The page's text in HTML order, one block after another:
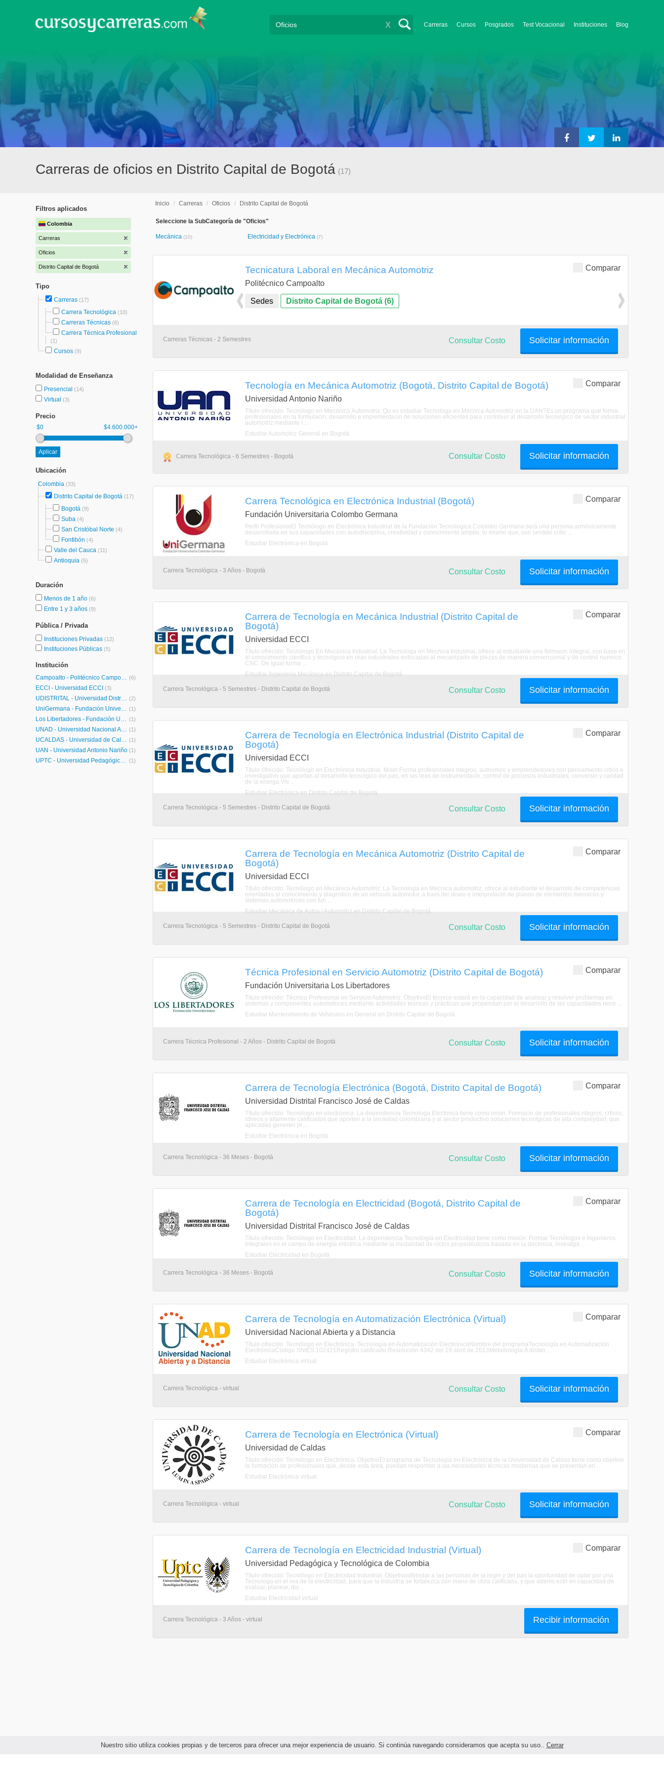
Nuestro sitio utiliza cookies propias y de terceros para ofrecer una mejor experiencia de usuario. Si continúa navegando consideramos que acepta su uso.. Cerrar
Carreras Cursos Posgrados Test Vocacional Instituciones Blog
X
Carreras de oficios en Distrito Capital de Bogotá (17)
Filtros aplicados
Colombia
Carreras
Oficios
Distrito Capital de Bogotá
Tipo
Carreras (17)
Carrera Tecnológica (10)
Carreras Técnicas (6)
Carrera Técnica Profesional
(1)
Cursos (9)
Modalidad de Enseñanza
Presencial (14)
Virtual (3)
Precio
$0 $4.600.000+
Ubicación
Colombia (33)
Distrito Capital de Bogotá (17)
Bogotá (9)
Suba (4)
San Cristóbal Norte (4)
Fontibón (4)
Valle del Cauca (11)
Antioquia (5)
Duración
Menos de 1 año (6)
Entre 1 y 3 años (9)
Pública / Privada
Instituciones Privadas (12)
Instituciones Públicas (5)
Institución
Campoalto - Politécnico Campoalto (6)
ECCI - Universidad ECCI (3)
UDISTRITAL - Universidad Distrital Francisco José de Caldas (2)
UniGermana - Fundación Universitaria Colombo Germana (1)
Los Libertadores - Fundación Universitaria Los Libertadores (1)
UNAD - Universidad Nacional Abierta y a Distancia (1)
UCALDAS - Universidad de Caldas (1)
UAN - Universidad Antonio Nariño (1)
UPTC - Universidad Pedagógica y Tecnológica de Colombia (1)
Inicio / Carreras / Oficios / Distrito Capital de Bogotá
Seleccione la SubCategoría de "Oficios"
Mecánica (10) Electricidad y Electrónica (7)
Comparar
Tecnicatura Laboral en Mecánica Automotriz
Politécnico Campoalto
Sedes Distrito Capital de Bogotá (6)
Carreras Técnicas - 2 Semestres Solicitar información
Consultar Costo
Comparar
Tecnología en Mecánica Automotriz (Bogotá, Distrito Capital de Bogotá)
Universidad Antonio Nariño
Título ofrecido: Tecnólogo en Mecánica Automotriz. Qu es estudiar Tecnologa en Mecnica Automotriz en la UAN?Es un programa que forma
profesionales en la formulacin, desarrollo e implementacin de soluciones eficientes para contribuir al desarrollo tecnolgico de sector industrial
automotriz mediante l ...
Estudiar Automotriz General en Bogotá
Carrera Tecnológica - 6 Semestres - Bogotá Solicitar información
Consultar Costo
Comparar
Carrera Tecnológica en Electrónica Industrial (Bogotá)
Fundación Universitaria Colombo Germana
Perfil ProfesionalEl Tecnólogo en Electrónica Industrial de la Fundación Tecnológica Colombo Germana será una persona armónicamente
desarrollada en sus capacidades con autodisciplina, creatividad y conocimiento amplio, lo mismo que, con sentido crític ...
Estudiar Electrónica en Bogotá
Carrera Tecnológica - 3 Años - Bogotá Solicitar información
Consultar Costo
Comparar
Carrera de Tecnología en Mecánica Industrial (Distrito Capital de
Bogotá)
Universidad ECCI
Título ofrecido: Tecnólogo En Mecánica Industrial. La Tecnologa en Mecnica Industrial, ofrece al estudiante una formacin integral, con base en
el conocimiento cientfico y tecnolgico en reas industriales enfocadas al mecanizado de piezas de manera convencional y de control numrico
CNC. De igual forma ...
Estudiar Ingeniería Mecánica en Distrito Capital de Bogotá
Carrera Tecnológica - 5 Semestres - Distrito Capital de Bogotá Solicitar información
Consultar Costo
Comparar
Carrera de Tecnología en Electrónica Industrial (Distrito Capital de
Bogotá)
Universidad ECCI
Título ofrecido: Tecnólogo en Electrónica Industrial. Misin:Forma profesionales ntegros, autnomos y emprendedores con pensamiento crtico e
investigativo que aportan al desarrollo tecnolgico del pas, en las reas de instrumentacin, control de procesos industriales, conversin y calidad
de la energa.Vis ...
Estudiar Electrónica en Distrito Capital de Bogotá
Carrera Tecnológica - 5 Semestres - Distrito Capital de Bogotá Solicitar información
Consultar Costo
Comparar
Carrera de Tecnología en Mecánica Automotriz (Distrito Capital de
Bogotá)
Universidad ECCI
Título ofrecido: Tecnólogo en Mecánica Automotriz. La Tecnologa en Mecnica automotriz, ofrece al estudiante el desarrollo de competencias
orientadas al conocimiento y diagnstico de un vehculo automotor, a travs del diseo e interpretacin de planos de elementos mecnicos y
sistemas automotrices con fun ...
Estudiar Mecánica de Autos / Automotriz en Distrito Capital de Bogotá
Carrera Tecnológica - 5 Semestres - Distrito Capital de Bogotá Solicitar información
Consultar Costo
Comparar
Técnica Profesional en Servicio Automotriz (Distrito Capital de Bogotá)
Fundación Universitaria Los Libertadores
Título ofrecido: Técnico Profesional en Servicio Automotriz. ObjetivoEl técnico estará en la capacidad de analizar y resolver problemas en
sistemas y componentes automotrices mediante actividades teóricas y prácticas que propendan por el desarrollo de las capacidades nece ...
Estudiar Mantenimiento de Vehículos en General en Distrito Capital de Bogotá
Carrera Técnica Profesional - 2 Años - Distrito Capital de Bogotá Solicitar información
Consultar Costo
Comparar
Carrera de Tecnología Electrónica (Bogotá, Distrito Capital de Bogotá)
Universidad Distrital Francisco José de Caldas
Título ofrecido: Tecnólogo en electrónica. La dependencia Tecnologa Electrnica tiene como misin: Formacin de profesionales ntegros, crticos,
idneos y altamente calificados que aporten a la sociedad colombiana y al sector productivo soluciones tecnolgicas de alta complejidad, que
aplicadas generen pr ...
Estudiar Electrónica en Bogotá
Carrera Tecnológica - 36 Meses - Bogotá Solicitar información
Consultar Costo
Comparar
Carrera de Tecnología en Electricidad (Bogotá, Distrito Capital de
Bogotá)
Universidad Distrital Francisco José de Caldas
Título ofrecido: Tecnólogo en Electricidad. La dependencia Tecnología en Electricidad tiene como misión: Formar Tecnólogos e Ingenieros
integrales en el campo de energía eléctrica mediante la modalidad de ciclos propedéuticos basada en la docencia, investiga ...
Estudiar Electricidad en Bogotá
Carrera Tecnológica - 36 Meses - Bogotá Solicitar información
Consultar Costo
Comparar
Carrera de Tecnología en Automatización Electrónica (Virtual)
Universidad Nacional Abierta y a Distancia
Título ofrecido: Tecnólogo en Electrónica. Tecnología en Automatización ElectrónicaNombre del programaTecnología en Automatización
ElectrónicaCódigo SNIES:102421Registro calificado:Resolución 4342 del 19 abril de 2013Metodología:A distan ...
Estudiar Electrónica virtual
Carrera Tecnológica - virtual Solicitar información
Consultar Costo
Comparar
Carrera de Tecnología en Electrónica (Virtual)
Universidad de Caldas
Título ofrecido: Tecnólogo en Electrónica. ObjetivoEl programa de Tecnología en Electrónica de la Universidad de Caldas tiene como objetivo
la formación de profesionales que, desde esta área, puedan responder a las necesidades técnicas modernas que se presentan en ...
Estudiar Electrónica virtual
Carrera Tecnológica - virtual Solicitar información
Consultar Costo
Comparar
Carrera de Tecnología en Electricidad Industrial (Virtual)
Universidad Pedagógica y Tecnológica de Colombia
Título ofrecido: Tecnólogo en Electricidad Industrial. ObjetivosBrindar a las personas de la regin y del pas la oportunidad de optar por una
Tecnologa en el rea de la electricidad, para que la industria se fortalezca con mano de obra calificada, y que adems estn en capacidad de
evaluar, planear, dis ...
Estudiar Electricidad virtual
Carrera Tecnológica - 3 Años - virtual Recibir información